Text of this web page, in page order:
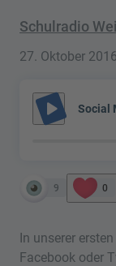
Schulradio
27. Oktober 2016
play_arrow Social
9 0
In unserer
Facebook oder